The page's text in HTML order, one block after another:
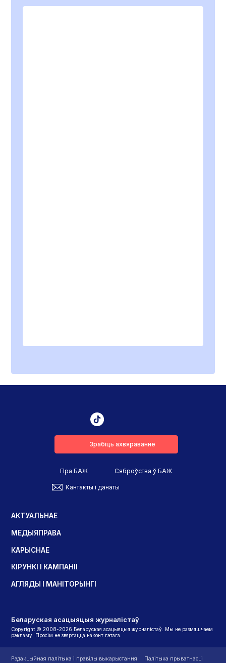
Зрабіць ахвяраванне
Пра БАЖ Сяброўства ў БАЖ
Кантакты і данаты
АКТУАЛЬНАЕ
МЕДЫЯПРАВА
КАРЫСНАЕ
КІРУНКІ І КАМПАНІІ
АГЛЯДЫ І МАНІТОРЫНГІ
Беларуская асацыяцыя журналістаў
Copyright © 2008-2026 Беларуская асацыяцыя журналістаў. Мы не размяшчаем
рэкламу. Просім не звяртацца наконт гэтага.
Рэдакцыйная палітыка і правілы выкарыстання Палітыка прыватнасці